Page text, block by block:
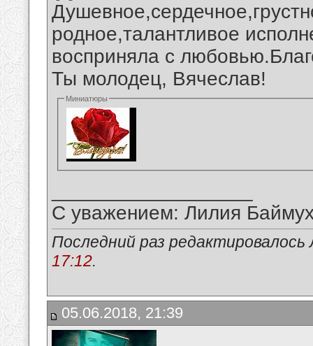
родное,талантливое
восприняла с
Ты молодец, Вячеслав!
Миниатюры
С уважением: Лилия
Последний раз
17:12.
05.06.2018, 21:39